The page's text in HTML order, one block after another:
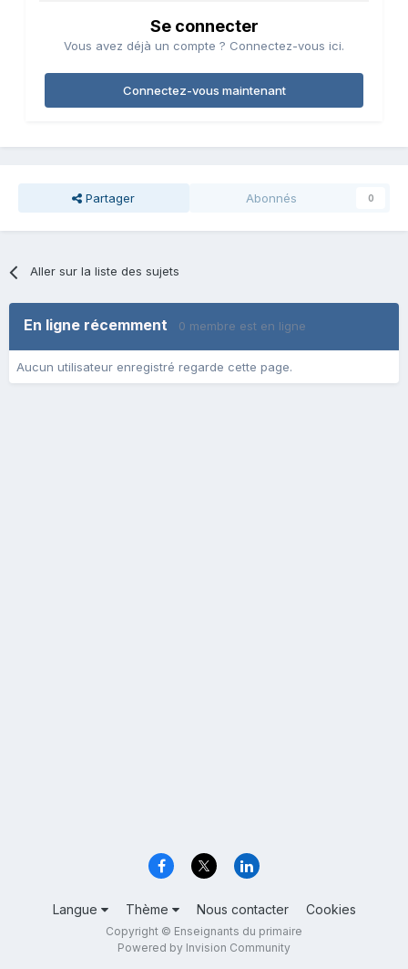
Se connecter
Vous avez déjà un compte ? Connectez-vous ici.
Connectez-vous maintenant
Partager Abonnés 0
Aller sur la liste des sujets
En ligne récemment 0 membre est en ligne
Aucun utilisateur enregistré regarde cette page.
Langue Thème Nous contacter Cookies
Copyright © Enseignants du primaire
Powered by Invision Community